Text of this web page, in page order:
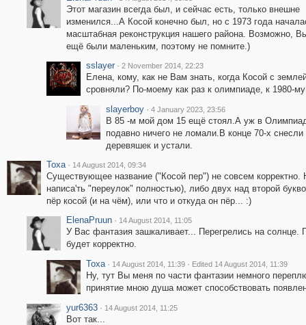
Этот магазин всегда был, и сейчас есть, только внешне
изменился...А Косой конечно был, но с 1973 года
масштабная реконструкция нашего района. Возможно,
ещё были маленьким, поэтому не помните.)
sslayer · 2 November 2014, 22:23
Елена, кому, как не Вам знать, когда Косой с
сровняли? По-моему как раз к олимпиаде, к 1980-му
slayerboy · 4 January 2023, 23:56
В 85 -м мой дом 15 ещё стоял.А уж в
подавно ничего не ломали.В конце 70-х снесли
деревяшек и устали.
Toxa · 14 August 2014, 09:34
Существующее название ("Косой пер") не совсем корректно.
написа'ть "переулок" полностью), либо двух над второй
пёр косой (и на чём), или что и откуда он пёр... :)
ElenaPruun · 14 August 2014, 11:05
У Вас фантазия зашкаливает... Перегрелись на
будет корректно.
Toxa · 14 August 2014, 11:39 · Edited 14 August 2014, 11:39
Ну, тут Вы меня по части фантазии немного
принятие мною душа может способствовать
yur6363 · 14 August 2014, 11:25
Вот так...